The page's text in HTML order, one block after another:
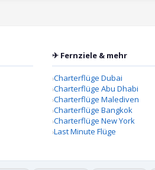
✈ Fernziele & mehr
Charterflüge Dubai
Charterflüge Abu Dhabi
Charterflüge Malediven
Charterflüge Bangkok
Charterflüge New York
Last Minute Flüge